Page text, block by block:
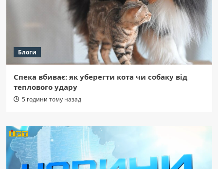
Блоги
Спека вбиває: як уберегти кота чи собаку від
теплового удару
5 години тому назад